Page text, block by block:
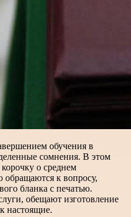
обучения в
сомнения. В этом
о среднем
обращаются к вопросу,
бланка с печатью.
обещают изготовление
настоящие.